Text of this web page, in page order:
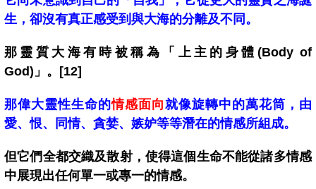
生，卻沒有真正感受到與大海的分離及不同。
那靈質大海有時被稱為「上主的身體(Body of
God)」。[12]
那偉大靈性生命的情感面向就像旋轉中的萬花筒， 由
愛、恨、同情、貪婪、嫉妒等等潛在的情感所組成。
但它們全都交織及散射， 使得這個生命不能從諸多情感
中展現出任何單一或專一的情感。